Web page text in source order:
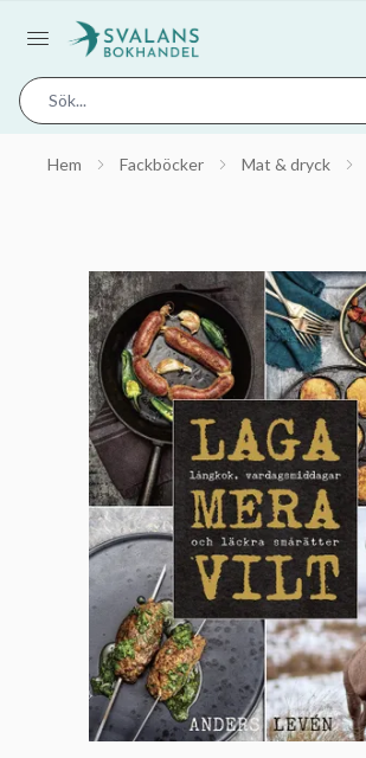
Hem Fackböcker Mat & dryck